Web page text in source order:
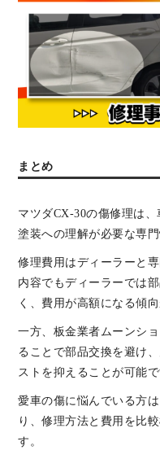
まとめ
マツダCX-30の傷修理は
塗装への理解が必要な専門
修理費用はディーラーと
内容でもディーラーでは
く、費用が高額になる傾向
一方、板金業者ムーンシ
ることで部品交換を避け
ストを抑えることが可能で
愛車の傷に悩んでいる方
り、修理方法と費用を比
す。